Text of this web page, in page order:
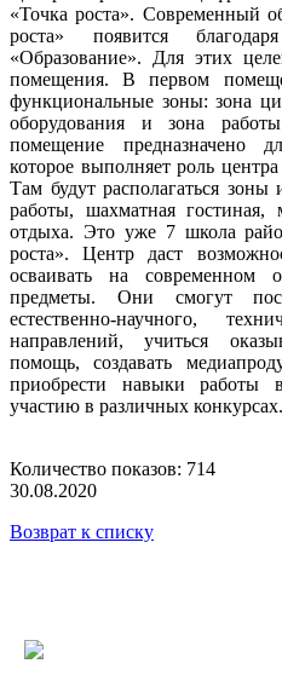
«Точка роста». Современный
роста» появится
«Образование». Для этих
помещения. В первом
функциональные зоны: зона
оборудования и зона
помещение предназначено
которое выполняет роль
Там будут располагаться
работы, шахматная гостиная,
отдыха. Это уже 7 школа
роста». Центр даст
осваивать на современном
предметы. Они смогут
естественно-научного,
направлений, учиться
помощь, создавать
приобрести навыки работы
участию в различных конкурсах.
Количество показов: 714
30.08.2020
Возврат к списку